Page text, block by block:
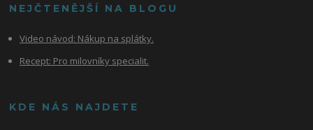
NEJČTENĚJŠÍ NA BLOGU
Video návod: Nákup na splátky.
Recept: Pro milovníky specialit.
KDE NÁS NAJDETE